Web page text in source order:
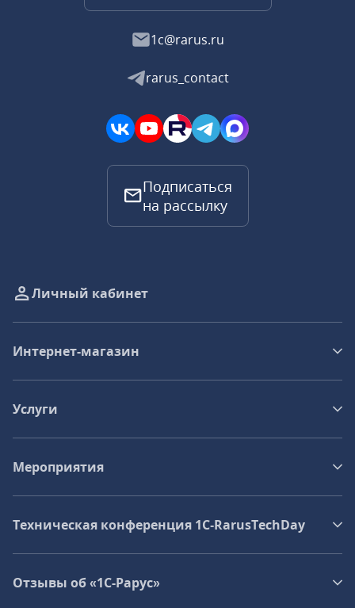
1c@rarus.ru
rarus_contact
Подписаться
на рассылку
Личный кабинет
Интернет-магазин
Услуги
Мероприятия
Техническая конференция 1C‑RarusTechDay
Отзывы об «1С-Рарус»